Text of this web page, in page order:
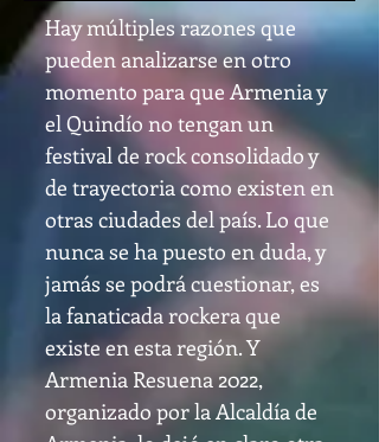
Hay múltiples razones que
pueden analizarse en otro
momento para que Armenia y
el Quindío no tengan un
festival de rock consolidado y
de trayectoria como existen en
otras ciudades del país. Lo que
nunca se ha puesto en duda, y
jamás se podrá cuestionar, es
la fanaticada rockera que
existe en esta región. Y
Armenia Resuena 2022,
organizado por la Alcaldía de